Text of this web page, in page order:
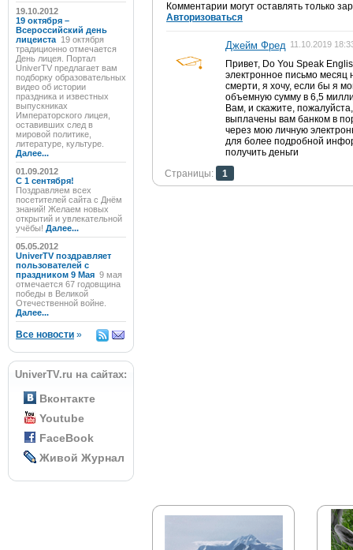
19.10.2012
19 октября –
Всероссийский день
лицеиста 19 октября
традиционно отмечается
День лицея. Портал
UniverTV предлагает вам
подборку образовательных
видео об истории
праздника и известных
выпускниках
Императорского лицея,
оставивших след в
мировой политике,
литературе, культуре.
Далее...
01.09.2012
C 1 сентября!
Поздравляем всех
посетителей сайта с Днём
знаний! Желаем новых
открытий и увлекательной
учёбы! Далее...
05.05.2012
UniverTV поздравляет
пользователей с
праздником 9 Мая 9 мая
отмечается 67 годовщина
победы в Великой
Отечественной войне.
Далее...
Все новости »
UniverTV.ru на сайтах:
Вконтакте
Youtube
FaceBook
Живой Журнал
Комментарии могут оставлять только
Авторизоваться
Джейм Фред 11.10.2019
Привет, Do You Speak
электронное письмо месяц
смерти, я хочу, если бы я
объемную сумму в 6,5
Вам, и скажите,
выплачены вам банком в
через мою личную
для более подробной
получить деньги
Страницы:
1